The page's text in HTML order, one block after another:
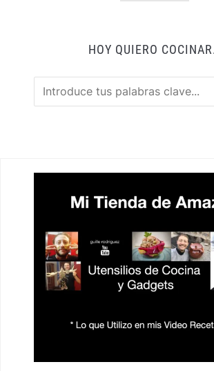
HOY QUIERO